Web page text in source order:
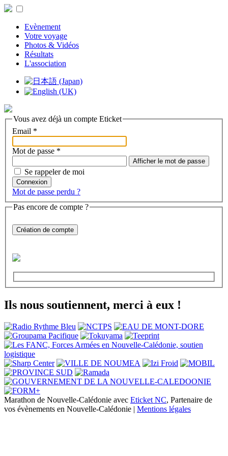
Evènement
Votre voyage
Photos & Vidéos
Résultats
L'association
Vous avez déjà un compte Eticket
Email *
Mot de passe *
Afficher le mot de passe
Se rappeler de moi
Connexion
Mot de passe perdu ?
Pas encore de compte ?
Création de compte
Ils nous soutiennent, merci à eux !
Marathon de Nouvelle-Calédonie avec Eticket NC, Partenaire de
vos évènements en Nouvelle-Calédonie | Mentions légales